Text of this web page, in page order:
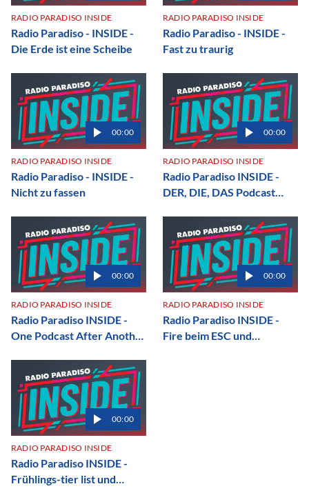
RADIO PARADISO INSIDE
Radio Paradiso - INSIDE -
Die Erde ist eine Scheibe
RADIO PARADISO INSIDE
Radio Paradiso - INSIDE -
Fast zu traurig
00:00
RADIO PARADISO INSIDE
Radio Paradiso - INSIDE -
Nicht zu fassen
00:00
RADIO PARADISO INSIDE
Radio Paradiso INSIDE -
DER, DIE, DAS Podcast
den Oscar und Promis in
der Umkleide
00:00
RADIO PARADISO INSIDE
Radio Paradiso INSIDE -
One Podcast After Another
00:00
RADIO PARADISO INSIDE
Radio Paradiso INSIDE -
Fire beim ESC und
00:00
RADIO PARADISO INSIDE
Radio Paradiso INSIDE -
Frühlings-tier list und